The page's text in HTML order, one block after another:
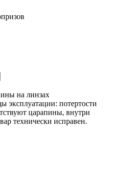
на линзах
эксплуатации: потертости
царапины, внутри
технически исправен.